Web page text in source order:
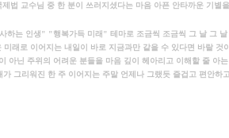
제법 교수님 중 한 분이 쓰러지셨다는 마음 아픈 안타까운 기별
하는 인생" "행복가득 미래" 테마로 조금씩 조금씩 그 날 그
미래로 이어지는 내일이 바로 지금과만 같을 수 있다면 바랄 것
아닌 주위의 어려운 분들을 마음 깊이 헤아리고 이해할 줄 아
가 그리워진 한 주 이어지는 주말 언제나 그랬듯 즐겁고 편안하